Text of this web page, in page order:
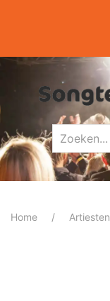
Home Artiesten